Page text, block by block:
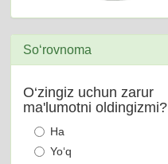
So‘rovnoma
O‘zingiz uchun zarur
ma'lumotni oldingizmi?
Ha
Yo‘q